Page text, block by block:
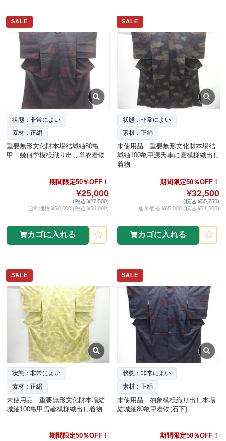
SALE
状態：非常によい
素材：正絹
重要無形文化財本場結城紬80亀
甲 幾何学模様織り出し単衣着物
期間限定50％OFF！
¥25,000
(税込 ¥27,500)
通常価格 ¥50,000 (税込 ¥55,000)
カゴに入れる
SALE
状態：非常によい
素材：正絹
未使用品 重要無形文化財本場結
城紬100亀甲源氏車に雲模様織出し
着物
期間限定50％OFF！
¥32,500
(税込 ¥35,750)
通常価格 ¥65,000 (税込 ¥71,500)
カゴに入れる
SALE
状態：非常によい
素材：正絹
未使用品 重要無形文化財本場結
城紬100亀甲雪輪模様織出し着物
期間限定50％OFF！
SALE
状態：非常によい
素材：正絹
未使用品 抽象模様織り出し本場
結城紬80亀甲着物(石下)
期間限定50％OFF！